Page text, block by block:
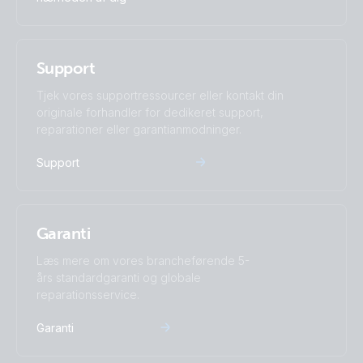
SmartSolar MPPT 250-60-Tr.PT01
SmartSolar MPPT 250-60-Tr.PT02
SmartSolar MPPT 250-60-Tr.PT05
SmartSolar MPPT 250-60-Tr.PT06
SmartSolar MPPT 250-60-Tr.PT07
Support
Tjek vores supportressourcer eller kontakt din
originale forhandler for dedikeret support,
reparationer eller garantianmodninger.
Support
Garanti
Læs mere om vores brancheførende 5-
års standardgaranti og globale
reparationsservice.
Garanti